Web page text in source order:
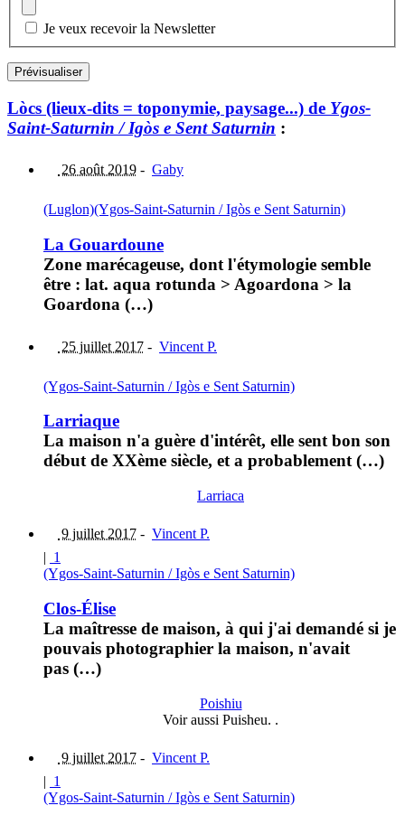
Je veux recevoir la Newsletter
Lòcs (lieux-dits = toponymie, paysage...) de Ygos-
Saint-Saturnin / Igòs e Sent Saturnin :
26 août 2019 - Gaby
(Luglon)(Ygos-Saint-Saturnin / Igòs e Sent Saturnin)
La Gouardoune
Zone marécageuse, dont l'étymologie semble
être : lat. aqua rotunda > Agoardona > la
Goardona (…)
25 juillet 2017 - Vincent P.
(Ygos-Saint-Saturnin / Igòs e Sent Saturnin)
Larriaque
La maison n'a guère d'intérêt, elle sent bon son
début de XXème siècle, et a probablement (…)
Larriaca
9 juillet 2017 - Vincent P.
| 1
(Ygos-Saint-Saturnin / Igòs e Sent Saturnin)
Clos-Élise
La maîtresse de maison, à qui j'ai demandé si je
pouvais photographier la maison, n'avait
pas (…)
Poishiu
Voir aussi Puisheu. .
9 juillet 2017 - Vincent P.
| 1
(Ygos-Saint-Saturnin / Igòs e Sent Saturnin)